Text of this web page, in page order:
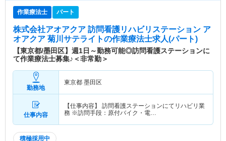
作業療法士 パート
株式会社アオアクア 訪問看護リハビリステーション ア
オアクア 菊川サテライトの作業療法士求人(パート)
【東京都/墨田区】週1日～勤務可能◎訪問看護ステーションに
て作業療法士募集♪＜非常勤＞
勤務地
東京都 墨田区
仕事内容
【仕事内容】 訪問看護ステーションにてリハビリ業
務 ※訪問手段：原付バイク・電…
積極採用中